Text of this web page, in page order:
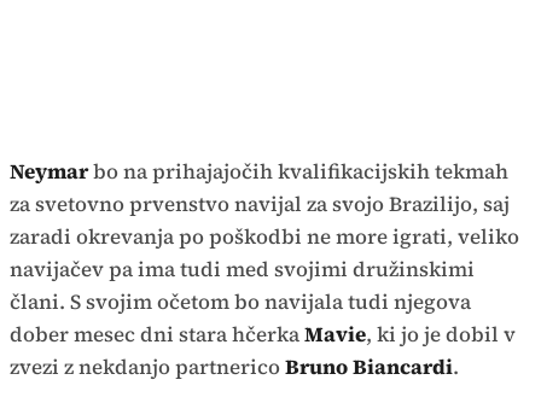
Neymarbo na prihajajočih kvalifikacijskih tekmah
za svetovno prvenstvo navijal za svojo Brazilijo, saj
zaradi okrevanja po poškodbi ne more igrati, veliko
navijačev pa ima tudi med svojimi družinskimi
člani. S svojim očetom bo navijala tudi njegova
dober mesec dni stara hčerkaMavie, ki jo je dobil v
zvezi z nekdanjo partnericoBruno Biancardi.